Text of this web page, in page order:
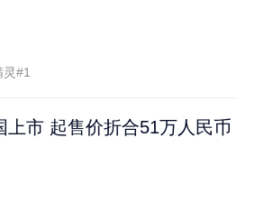
灵#1
上市 起售价折合51万人民币